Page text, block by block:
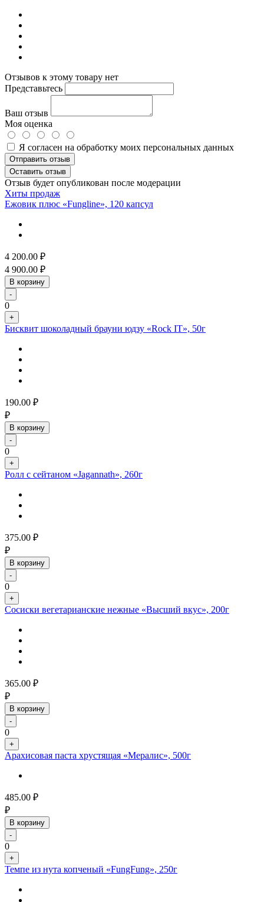
Отзывов к этому товару нет
Представьтесь
Ваш отзыв
Моя оценка
Я согласен на обработку моих персональных данных
Отправить отзыв
Оставить отзыв
Отзыв будет опубликован после модерации
Хиты продаж
Ежовик плюс «Fungline», 120 капсул
4 200.00 ₽
4 900.00 ₽
В корзину
-
0
+
Бисквит шоколадный брауни юдзу «Rock IT», 50г
190.00 ₽
₽
В корзину
-
0
+
Ролл с сейтаном «Jagannath», 260г
375.00 ₽
₽
В корзину
-
0
+
Сосиски вегетарианские нежные «Высший вкус», 200г
365.00 ₽
₽
В корзину
-
0
+
Арахисовая паста хрустящая «Мералис», 500г
485.00 ₽
₽
В корзину
-
0
+
Темпе из нута копченый «FungFung», 250г